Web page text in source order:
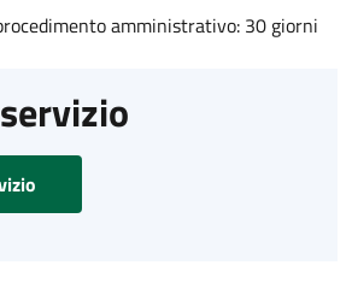
amministrativo: 30 giorni